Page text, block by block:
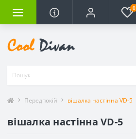
0
Передпокій вішалка настінна VD-5
вішалка настінна VD-5